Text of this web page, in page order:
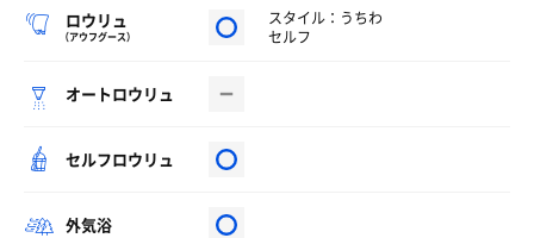
ロウリュ
（アウフグース）
スタイル：うちわ
セルフ
オートロウリュ
セルフロウリュ
外気浴